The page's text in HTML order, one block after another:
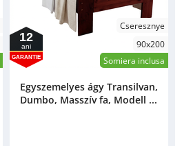
Cseresznye
90x200
Somiera inclusa
12
ani
GARANTIE
Egyszemelyes ágy Transilvan,
Dumbo, Masszív fa, Modell ...